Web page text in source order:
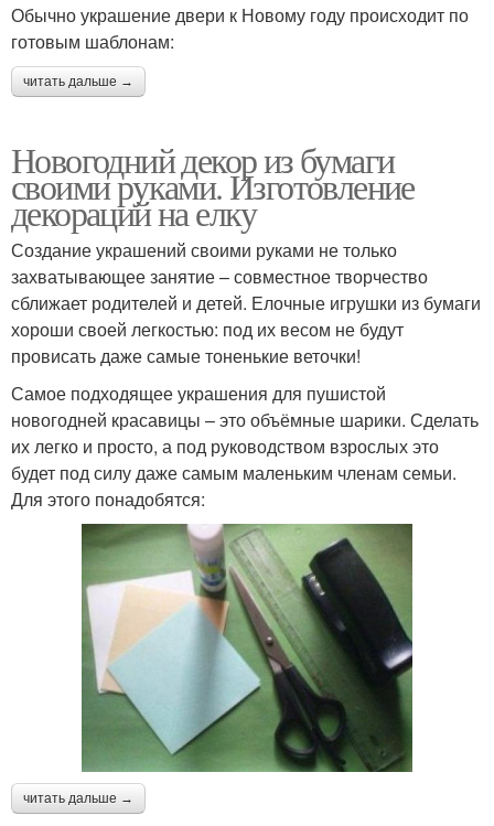
Обычно украшение двери к Новому году происходит по
готовым шаблонам:
читать дальше →
Новогодний декор из бумаги
своими руками. Изготовление
декораций на елку
Создание украшений своими руками не только
захватывающее занятие – совместное творчество
сближает родителей и детей. Елочные игрушки из бумаги
хороши своей легкостью: под их весом не будут
провисать даже самые тоненькие веточки!
Самое подходящее украшения для пушистой
новогодней красавицы – это объёмные шарики. Сделать
их легко и просто, а под руководством взрослых это
будет под силу даже самым маленьким членам семьи.
Для этого понадобятся:
читать дальше →